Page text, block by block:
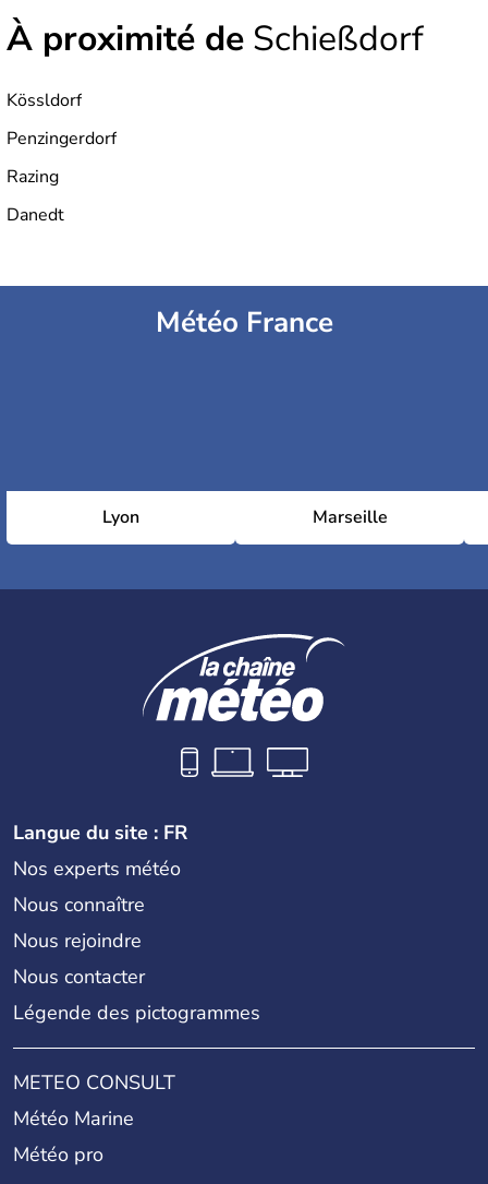
À proximité de Schießdorf
Kössldorf
Penzingerdorf
Razing
Danedt
Météo France
Lyon Marseille
Langue du site : FR
Nos experts météo
Nous connaître
Nous rejoindre
Nous contacter
Légende des pictogrammes
METEO CONSULT
Météo Marine
Météo pro